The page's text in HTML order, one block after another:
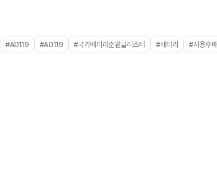
#AD119 #AD119 #국가배터리순환클러스터 #배터리 #사용후